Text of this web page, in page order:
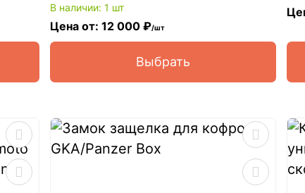
В наличии: 1 шт
Цена от: 12 000 ₽/шт
Выбрать